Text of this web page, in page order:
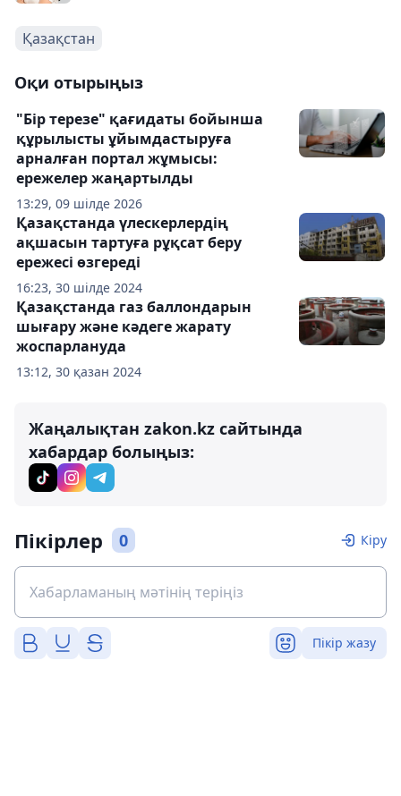
Қазақстан
Оқи отырыңыз
13:29, 09 шілде 2026
"Бір терезе" қағидаты бойынша
құрылысты ұйымдастыруға
арналған портал жұмысы:
ережелер жаңартылды
16:23, 30 шілде 2024
Қазақстанда үлескерлердің
ақшасын тартуға рұқсат беру
ережесі өзгереді
13:12, 30 қазан 2024
Қазақстанда газ баллондарын
шығару және кәдеге жарату
жоспарлануда
Жаңалықтан zakon.kz сайтында
хабардар болыңыз:
Пікірлер 0 Кіру
Пікір жазу